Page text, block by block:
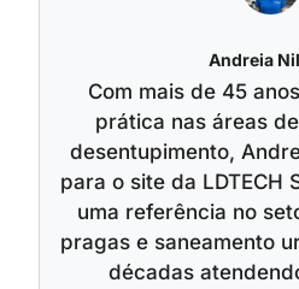
Andreia
Com mais de 45
prática nas áreas
desentupimento,
para o site da LDTECH
uma referência no
pragas e saneamento
décadas